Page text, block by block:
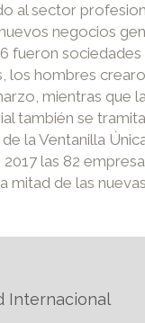
al sector
negocios
fueron
los hombres
mientras que
también se
la Ventanilla
las 82
mitad de las
Internacional